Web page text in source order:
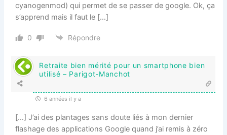
cyanogenmod) qui permet de se passer de google. Ok, ça
s’apprend mais il faut le […]
0 Répondre
Retraite bien mérité pour un smartphone bien
utilisé – Parigot-Manchot
6 années il y a
[…] J’ai des plantages sans doute liés à mon dernier
flashage des applications Google quand j’ai remis à zéro